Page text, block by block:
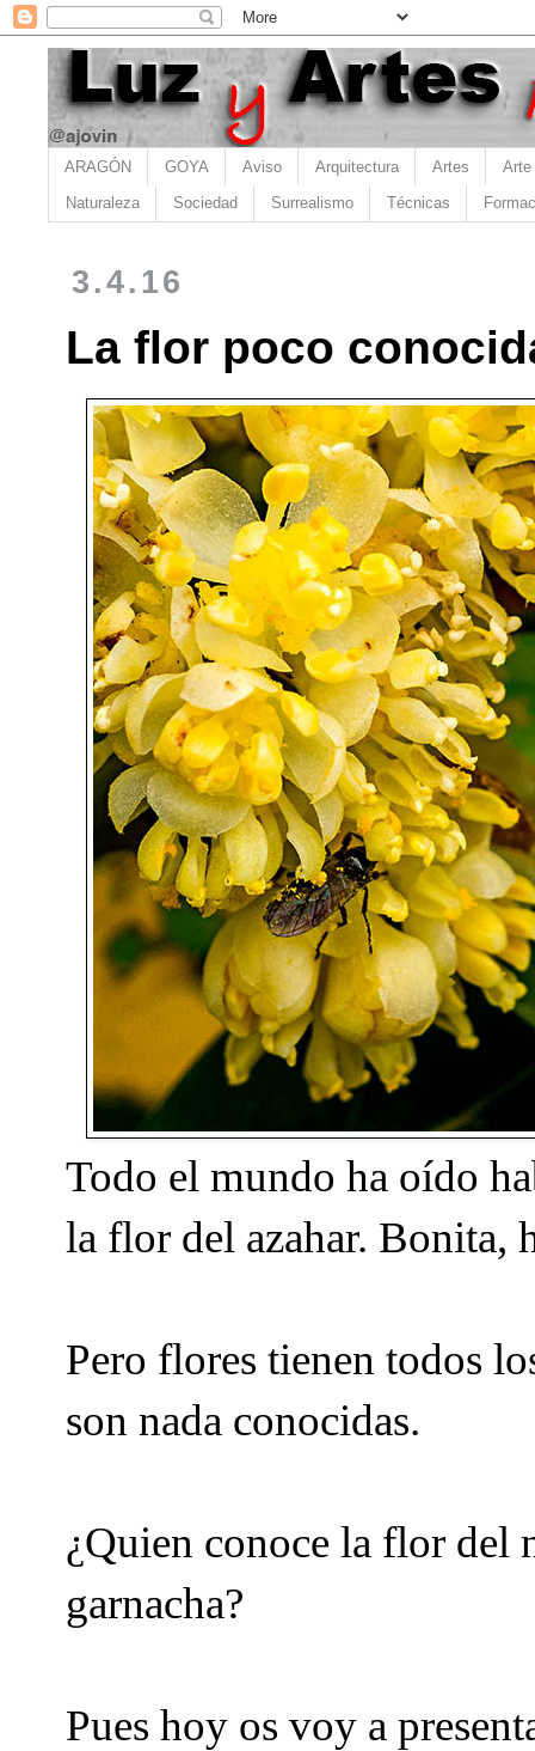
ARAGÓN GOYA Aviso Arquitectura Artes Arte
Naturaleza Sociedad Surrealismo Técnicas
3.4.16
La flor poco
Todo el mundo ha oído
la flor del azahar. Bonita,
Pero flores tienen todos
son nada conocidas.
¿Quien conoce la flor del
garnacha?
Pues hoy os voy a